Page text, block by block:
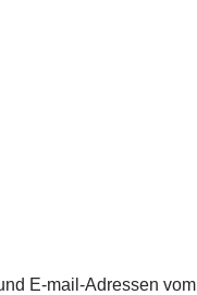
E-mail-Adressen